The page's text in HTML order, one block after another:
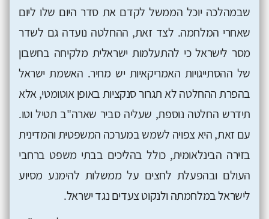
שבמהלכה יוכל הממשל לקדם את סדר היום שלו ליום
שאחרי המלחמה. לצד זאת, ההחלטה נועדה גם לשדר
מסר לישראל כי להתעלמות ישראלית מלקיחה בחשבון
של ההסתייגויות האמריקאיות יש מחיר. האשמת ישראל
בהפרת ההחלטה לא תגרור סנקציות באופן אוטומטי, אלא
תידרש החלטה נוספת, שעליה סביר שארה"ב תטיל וטו.
עם זאת, היא צפויה לשמש במערכה המשפטית והמדינית
בזירה הבינלאומית, כולל בהליכים בבתי משפט ברחבי
העולם ובהפעלת לחצים על ממשלות להימנע מסיוע
לישראל במלחמתה ולנקוט צעדים נגד ישראל.